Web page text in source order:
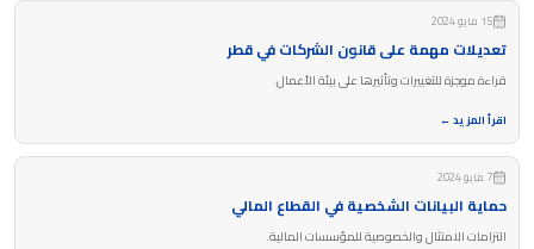
15 مايو 2024
تعديلات مهمة على قانون الشركات في قطر
قراءة موجزة للتغييرات وتأثيرها على بيئة الأعمال.
اقرأ المزيد ←
7 مايو 2024
حماية البيانات الشخصية في القطاع المالي
التزامات الامتثال والخصوصية للمؤسسات المالية.